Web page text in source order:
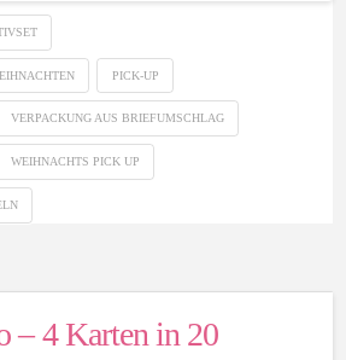
PICK-UP
VERPACKUNG AUS BRIEFUMSCHLAG
WEIHNACHTS PICK UP
– 4 Karten in 20